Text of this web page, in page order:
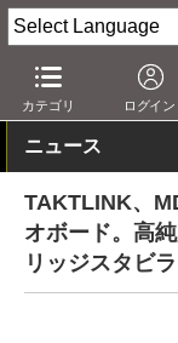
カテゴリ ログイン
AV Watch 製品
ニュース
TAKTLINK、
オボード。高
リッジスタビ